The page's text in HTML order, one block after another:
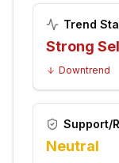
Trend
Strong
Downtrend
Support/
Neutral